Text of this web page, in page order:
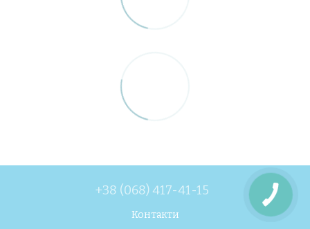
+38 (068) 417-41-15
Контакти